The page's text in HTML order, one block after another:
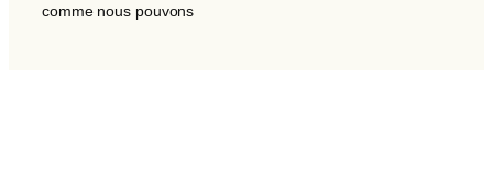
comme nous pouvons